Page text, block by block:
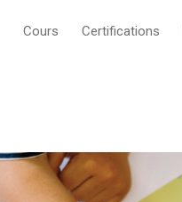
Cours Certifications